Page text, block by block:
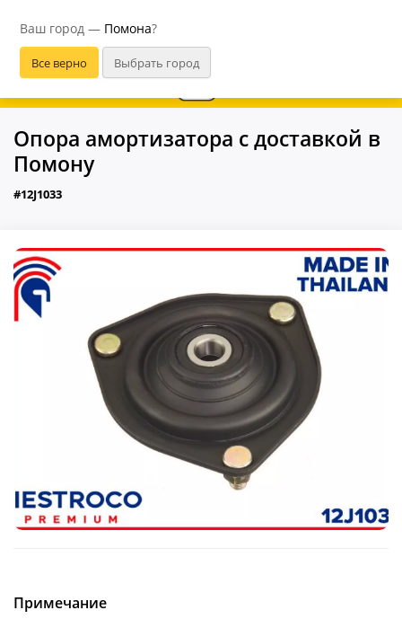
Ваш город — Помона?
Опора амортизатора с доставкой в
Помону
#12J1033
Примечание